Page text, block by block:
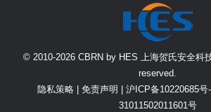
© 2010-2026 CBRN by HES 上海贺氏安全科
reserved.
隐私策略
免责声明 沪ICP备10220685号
31011502011601号